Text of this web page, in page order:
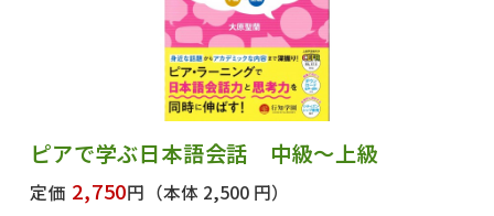
ピアで学ぶ日本語会話 中級～上級
定価 2,750円 （本体 2,500 円）